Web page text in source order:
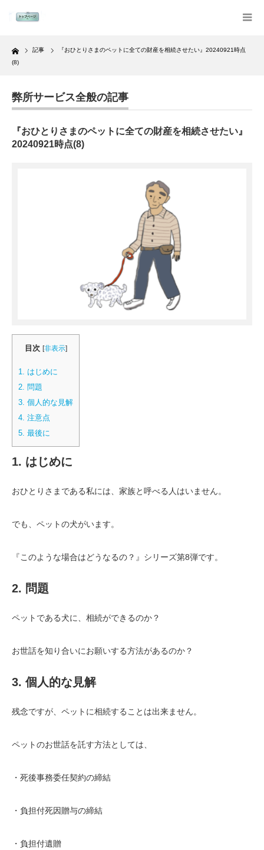
Home 記事
『おひとりさまのペットに全ての財産を相続させたい』20240921時点
(8)
弊所サービス全般の記事
『おひとりさまのペットに全ての財産を相続させたい』
20240921時点(8)
目次 [非表示]
1. はじめに
2. 問題
3. 個人的な見解
4. 注意点
5. 最後に
1. はじめに
おひとりさまである私には、家族と呼べる人はいません。
でも、ペットの犬がいます。
『このような場合はどうなるの？』シリーズ第8弾です。
2. 問題
ペットである犬に、相続ができるのか？
お世話を知り合いにお願いする方法があるのか？
3. 個人的な見解
残念ですが、ペットに相続することは出来ません。
ペットのお世話を託す方法としては、
・死後事務委任契約の締結
・負担付死因贈与の締結
・負担付遺贈